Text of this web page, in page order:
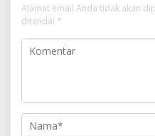
p
o
s
Alamat email Anda tidak akan
ditandai *